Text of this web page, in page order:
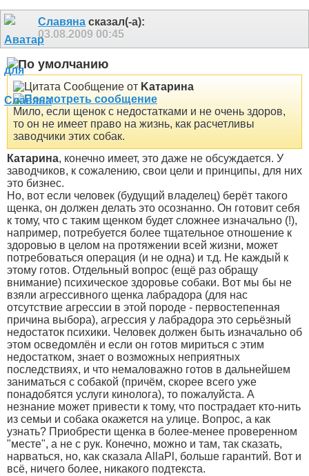
Славяна сказал(-а):
03.08.2009 00:45
Сообщение от Kатарина
Мило, если щенок с недостатками и не очень здоров,
то он не имеет право на жизнь, как расчетливы
заводчики этих собак.
Катарина, конечно имеет, это даже не обсуждается. У
заводчиков, к сожалению, свои цели и принципы, для них
это бизнес.
Но, вот если человек (будущий владелец) берёт такого
щенка, он должен делать это осознанно. Он готовит себя
к тому, что с таким щенком будет сложнее изначально (!),
например, потребуется более тщательное отношение к
здоровью в целом на протяжении всей жизни, может
потребоваться операция (и не одна) и т.д. Не каждый к
этому готов. Отдельный вопрос (ещё раз обращу
внимание) психическое здоровье собаки. Вот мы бы не
взяли агрессивного щенка лабрадора (для нас
отсутствие агрессии в этой породе - первостепенная
причина выбора), агрессия у лабрадора это серьёзный
недостаток психики. Человек должен быть изначально об
этом осведомлён и если он готов мириться с этим
недостатком, знает о возможных неприятных
последствиях, и что немаловажно готов в дальнейшем
заниматься с собакой (причём, скорее всего уже
понадобятся услуги кинолога), то пожалуйста. А
незнание может привести к тому, что пострадает кто-нить
из семьи и собака окажется на улице. Вопрос, а как
узнать? Приобрести щенка в более-менее проверенном
"месте", а не с рук. Конечно, можно и там, так сказать,
нарваться, но, как сказала AllaPl, больше гарантий. Вот и
всё, ничего более, никакого подтекста.